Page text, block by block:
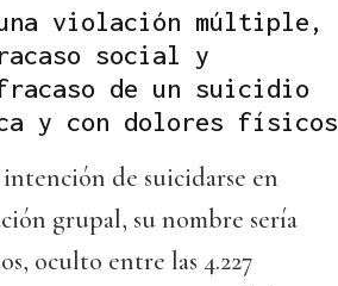
violación múltiple,
social y
de un suicidio
y con dolores físicos
de suicidarse en
grupal, su nombre sería
oculto entre las 4.227